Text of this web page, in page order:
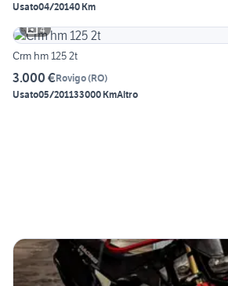
Usato04/20140 Km
4
Crm hm 125 2t
3.000 €Rovigo(RO)
Usato05/201133000 KmAltro